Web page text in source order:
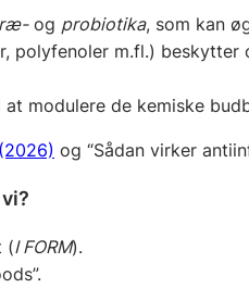
og probiotika, som kan
polyfenoler m.fl.)
modulere de kemiske
og “Sådan virker
(I FORM).